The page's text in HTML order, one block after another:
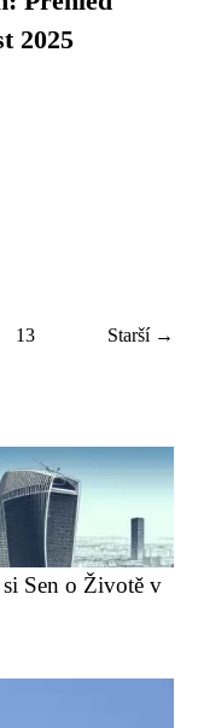
2025
13 Starší →
Sen o Životě v